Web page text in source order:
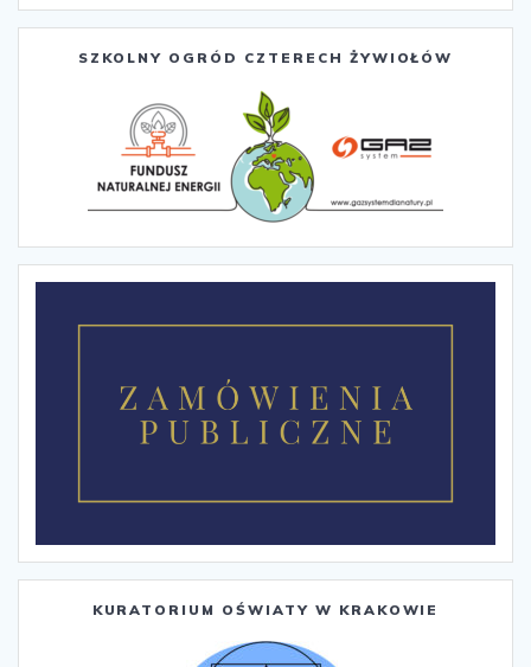
SZKOLNY OGRÓD CZTERECH ŻYWIOŁÓW
KURATORIUM OŚWIATY W KRAKOWIE